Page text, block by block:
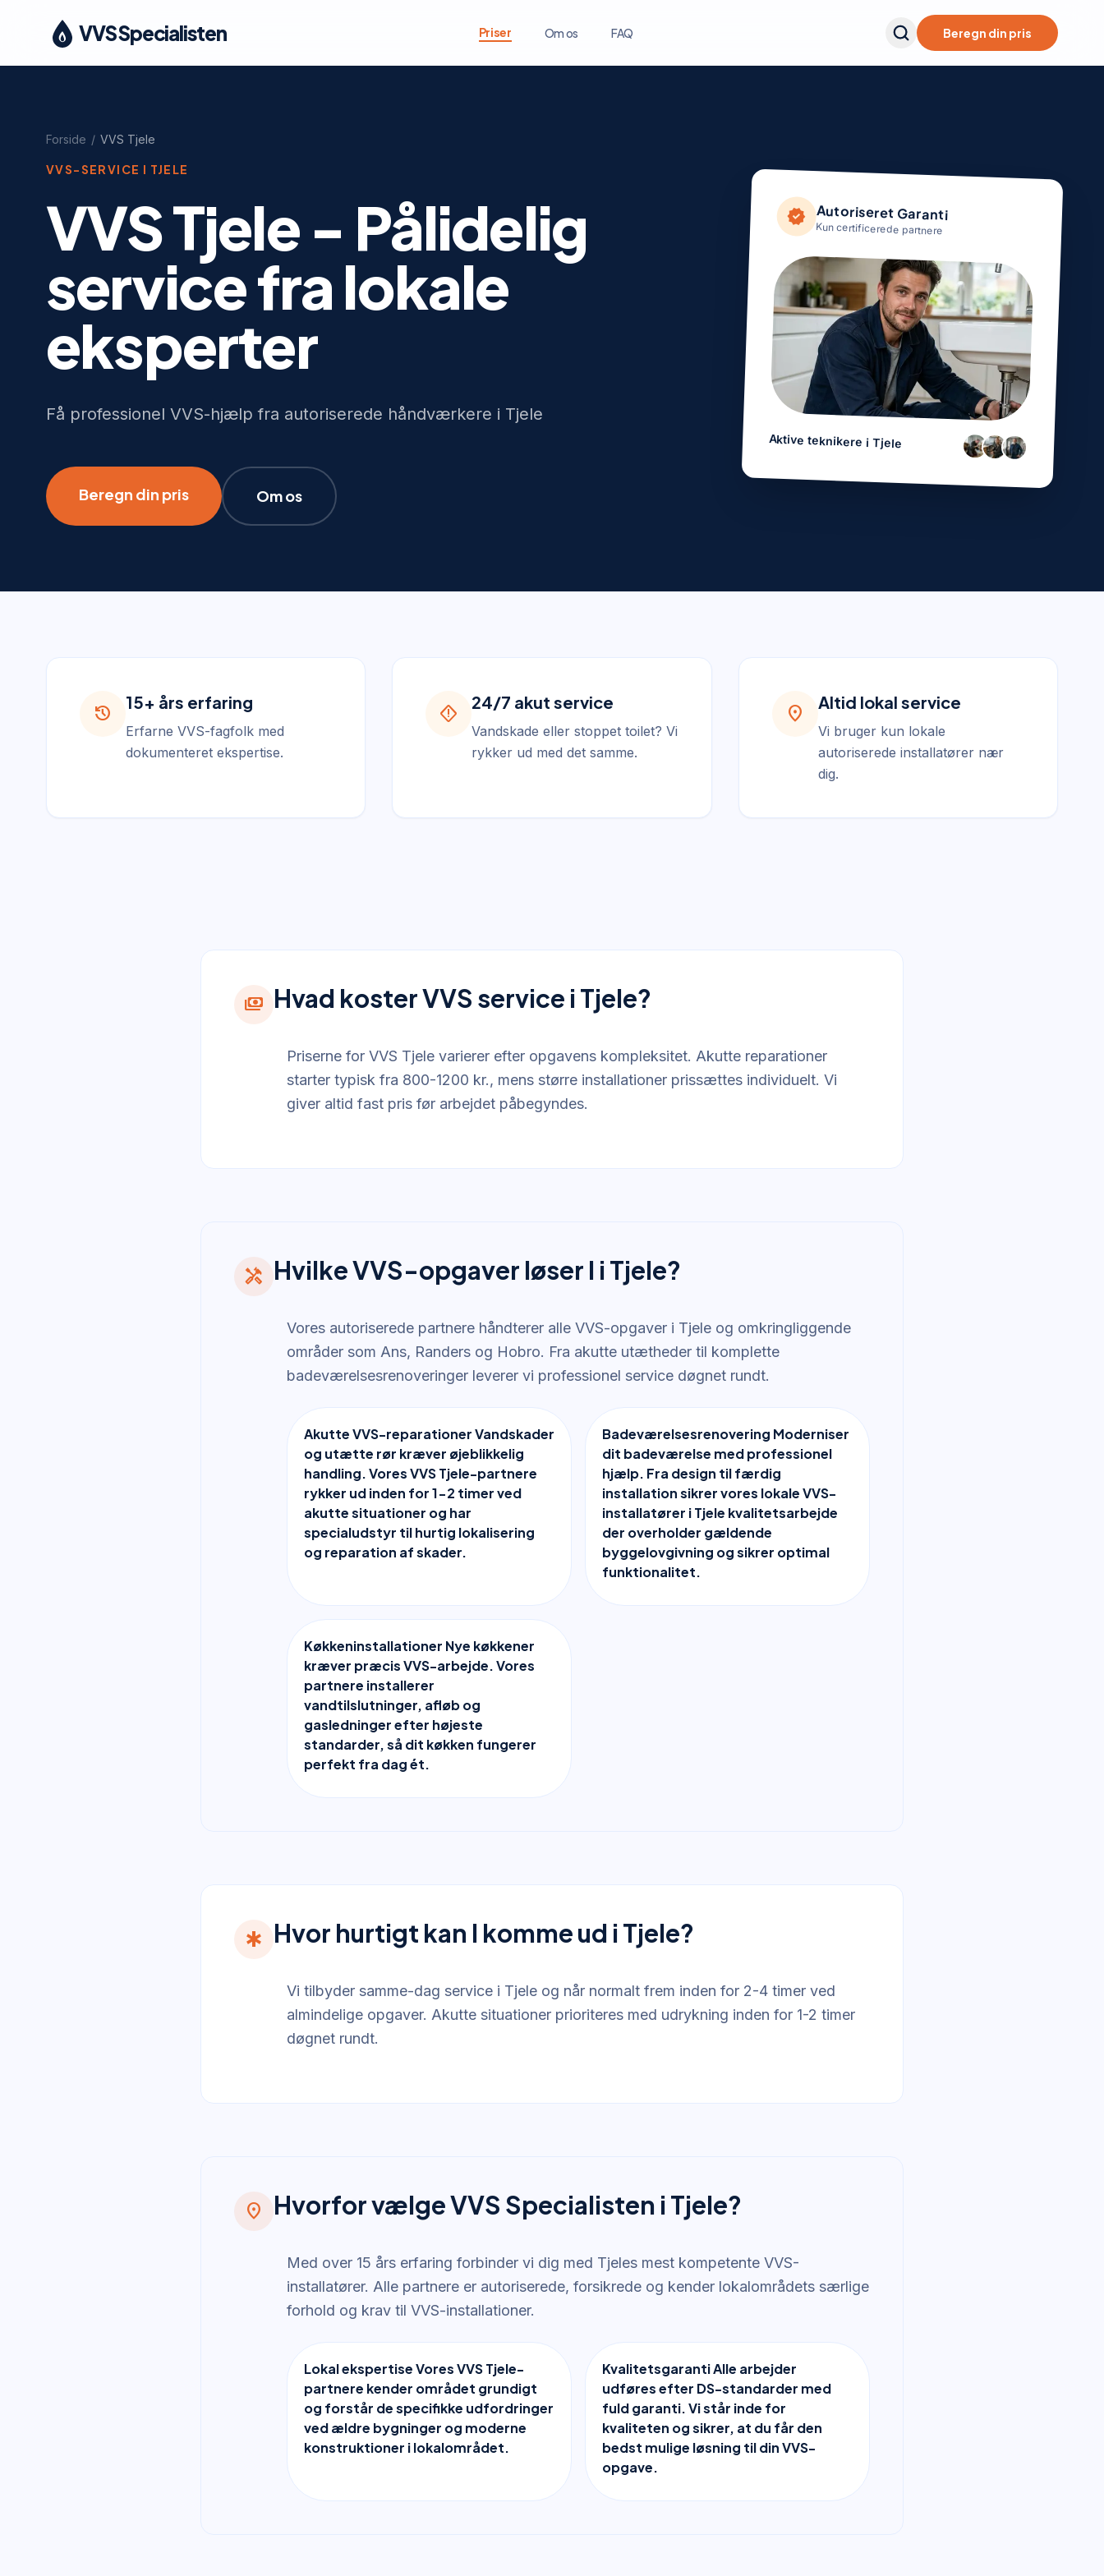
VVS Specialisten Priser Om os FAQ Beregn din pris
Forside / VVS Tjele
VVS-SERVICE I TJELE
VVS Tjele - Pålidelig
service fra lokale
eksperter
Få professionel VVS-hjælp fra autoriserede håndværkere i Tjele
Beregn din pris Om os
verified Autoriseret Garanti
Kun certificerede partnere
Aktive teknikere iTjele
history
15+ års erfaring
Erfarne VVS-fagfolk med
dokumenteret ekspertise.
emergency_home
24/7 akut service
Vandskade eller stoppet toilet? Vi
rykker ud med det samme.
location_on
Altid lokal service
Vi bruger kun lokale
autoriserede installatører nær
dig.
payments Hvad koster VVS service i Tjele?
Priserne for VVS Tjele varierer efter opgavens kompleksitet. Akutte reparationer
starter typisk fra 800-1200 kr., mens større installationer prissættes individuelt. Vi
giver altid fast pris før arbejdet påbegyndes.
handyman Hvilke VVS-opgaver løser I i Tjele?
Vores autoriserede partnere håndterer alle VVS-opgaver i Tjele og omkringliggende
områder som Ans, Randers og Hobro. Fra akutte utætheder til komplette
badeværelsesrenoveringer leverer vi professionel service døgnet rundt.
Akutte VVS-reparationer Vandskader
og utætte rør kræver øjeblikkelig
handling. Vores VVS Tjele-partnere
rykker ud inden for 1-2 timer ved
akutte situationer og har
specialudstyr til hurtig lokalisering
og reparation af skader.
Badeværelsesrenovering Moderniser
dit badeværelse med professionel
hjælp. Fra design til færdig
installation sikrer vores lokale VVS-
installatører i Tjele kvalitetsarbejde
der overholder gældende
byggelovgivning og sikrer optimal
funktionalitet.
Køkkeninstallationer Nye køkkener
kræver præcis VVS-arbejde. Vores
partnere installerer
vandtilslutninger, afløb og
gasledninger efter højeste
standarder, så dit køkken fungerer
perfekt fra dag ét.
emergency Hvor hurtigt kan I komme ud i Tjele?
Vi tilbyder samme-dag service i Tjele og når normalt frem inden for 2-4 timer ved
almindelige opgaver. Akutte situationer prioriteres med udrykning inden for 1-2 timer
døgnet rundt.
location_on Hvorfor vælge VVS Specialisten i Tjele?
Med over 15 års erfaring forbinder vi dig med Tjeles mest kompetente VVS-
installatører. Alle partnere er autoriserede, forsikrede og kender lokalområdets særlige
forhold og krav til VVS-installationer.
Lokal ekspertise Vores VVS Tjele-
partnere kender området grundigt
og forstår de specifikke udfordringer
ved ældre bygninger og moderne
konstruktioner i lokalområdet.
Kvalitetsgaranti Alle arbejder
udføres efter DS-standarder med
fuld garanti. Vi står inde for
kvaliteten og sikrer, at du får den
bedst mulige løsning til din VVS-
opgave.